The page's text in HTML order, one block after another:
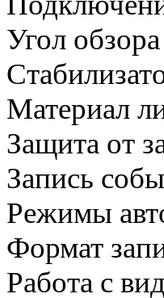
Угол
Материал
Защита от
Запись
Режимы
Формат
Работа с